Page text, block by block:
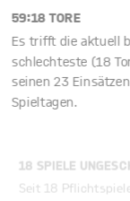
schlechteste (18
seinen 23
Spieltagen.
Seit 18
ungeschlagen (15